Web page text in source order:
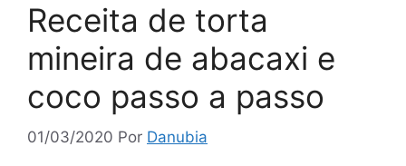
Receita de torta
mineira de abacaxi e
coco passo a passo
01/03/2020 Por Danubia